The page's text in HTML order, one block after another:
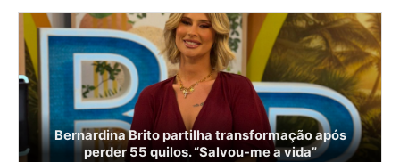
Bernardina Brito partilha transformação após
perder 55 quilos. “Salvou-me a vida”